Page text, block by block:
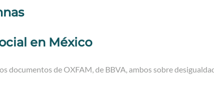
en México
documentos de OXFAM, de BBVA, ambos sobre